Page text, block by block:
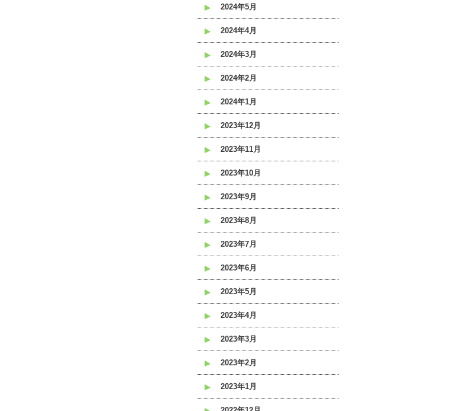
2024年5月
2024年4月
2024年3月
2024年2月
2024年1月
2023年12月
2023年11月
2023年10月
2023年9月
2023年8月
2023年7月
2023年6月
2023年5月
2023年4月
2023年3月
2023年2月
2023年1月